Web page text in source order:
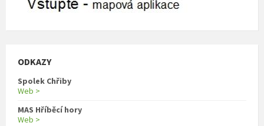
ODKAZY
Spolek Chřiby
Web >
MAS Hříběcí hory
Web >